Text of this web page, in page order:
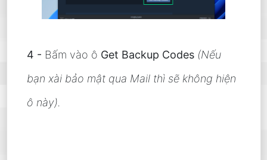
4 - Bấm vào ô Get Backup Codes (Nếu
bạn xài bảo mật qua Mail thì sẽ không hiện
ô này).